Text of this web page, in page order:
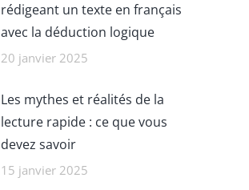
rédigeant un texte en français
avec la déduction logique
20 janvier 2025
Les mythes et réalités de la
lecture rapide : ce que vous
devez savoir
15 janvier 2025